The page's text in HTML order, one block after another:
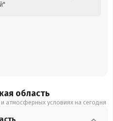
область
атмосферных условиях на сегодня